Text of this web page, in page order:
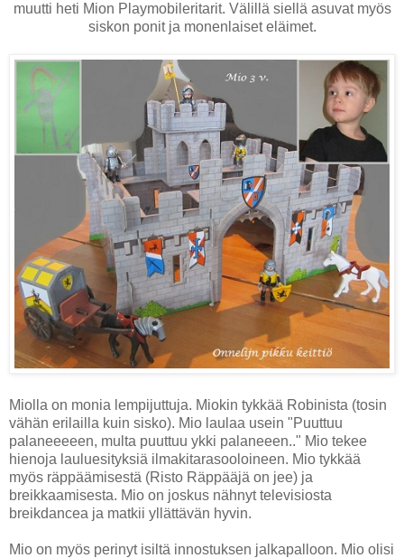
muutti heti Mion Playmobileritarit. Välillä siellä asuvat myös
siskon ponit ja monenlaiset eläimet.
Miolla on monia lempijuttuja. Miokin tykkää Robinista (tosin
vähän erilailla kuin sisko). Mio laulaa usein "Puuttuu
palaneeeeen, multa puuttuu ykki palaneeen.." Mio tekee
hienoja lauluesityksiä ilmakitarasooloineen. Mio tykkää
myös räppäämisestä (Risto Räppääjä on jee) ja
breikkaamisesta. Mio on joskus nähnyt televisiosta
breikdancea ja matkii yllättävän hyvin.
Mio on myös perinyt isiltä innostuksen jalkapalloon. Mio olisi